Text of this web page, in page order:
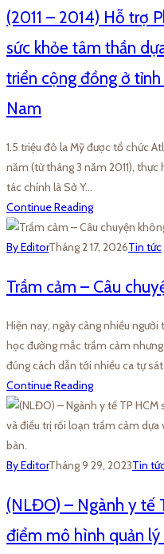
(2011 – 2014) Hỗ trợ
sức khỏe tâm thần
triển cộng đồng ở
Nam
1.5 triệu đô la Mỹ được tổ chức
năm (từ tháng 3 năm 2011),
tác chính là Sở Y…
Continue Reading
By EditorTháng 2 17, 2026Tin tức
Trầm cảm – Câu
Hiện nay, ngày càng nhiều
học đường mắc trầm cảm
đúng cách dẫn tới nhiều ca tự
Continue Reading
By EditorTháng 9 29, 2023Tin
(NLĐO) – Ngành y tế
điểm mô hình quản